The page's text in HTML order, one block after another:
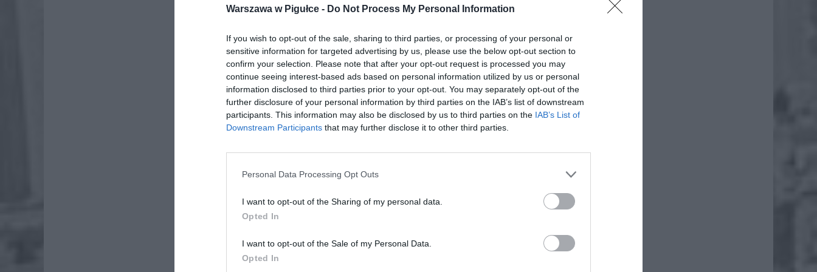
Warszawa w Pigułce - Do Not Process My Personal Information
If you wish to opt-out of the sale, sharing to third parties, or processing of your personal or
sensitive information for targeted advertising by us, please use the below opt-out section to
confirm your selection. Please note that after your opt-out request is processed you may
continue seeing interest-based ads based on personal information utilized by us or personal
information disclosed to third parties prior to your opt-out. You may separately opt-out of the
further disclosure of your personal information by third parties on the IAB’s list of downstream
participants. This information may also be disclosed by us to third parties on the IAB’s List of
Downstream Participants that may further disclose it to other third parties.
Personal Data Processing Opt Outs
I want to opt-out of the Sharing of my personal data.
Opted In
I want to opt-out of the Sale of my Personal Data.
Opted In
„Wychodziłam z mężem i psem swoim od lekarza. Zaczepiła nas Pani, sąsiadka tych
Państwa, która w tym bloku prowadzi sklep spożywczy. Tarchomin-Warszawa.
Zauważyła ze pies dzisiejszego dnia wyjątkowo nie szczeka. Generalnie opisywała
właścicieli- maja małe dziecko, pies wypuszczany głownie na taras, nigdy nie widziała
ich z psem na spacerze. Wychodzą do pracy koło 8. Pod drzwiami rano codziennie